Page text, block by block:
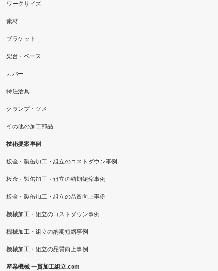
ワークサイズ
素材
ブラケット
架台・ベース
カバー
特注治具
クランプ・ツメ
その他の加工部品
技術提案事例
板金・製缶加工・組立のコストダウン事例
板金・製缶加工・組立の納期短縮事例
板金・製缶加工・組立の品質向上事例
機械加工・組立のコストダウン事例
機械加工・組立の納期短縮事例
機械加工・組立の品質向上事例
産業機械 一貫加工組立.com